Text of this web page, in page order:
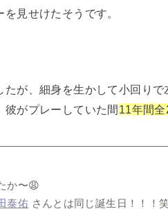
見せけたそうです。
たが、細身を生かして小回り
彼がプレーしていた間 11年間全
か〜😩
泰佑 さんとは同じ誕生日！！！